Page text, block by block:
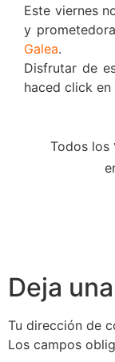
Este viernes
y
Galea.
Disfrutar de
haced click en
Todos los
Deja
Tu dirección de
Los campos